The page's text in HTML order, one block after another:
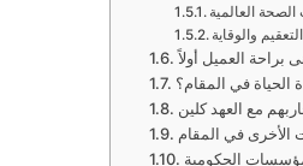
العالمية
والوقاية
العميل أولاً
في المقام؟
مع العهد كلين
الأخرى في المقام
الحكومية